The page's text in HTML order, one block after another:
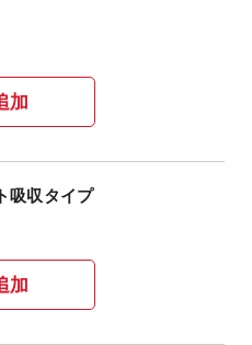
吸収タイプ